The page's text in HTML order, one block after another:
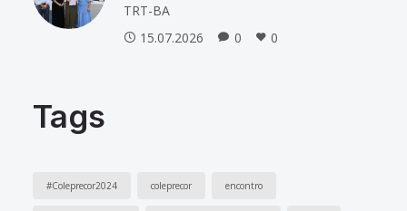
TRT-BA
15.07.2026
0 0
Tags
#Coleprecor2024 coleprecor encontro